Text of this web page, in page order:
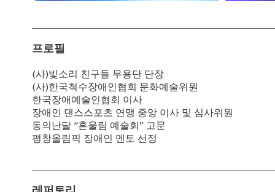
프로필
(사)빛소리 친구들 무용단 단장
(사)한국척수장애인협회 문화예술위원
한국장애예술인협회 이사
장애인 댄스스포츠 연맹 중앙 이사 및 심사위원
동의난달 “혼울림 예술회” 고문
평창올림픽 장애인 멘토 선정